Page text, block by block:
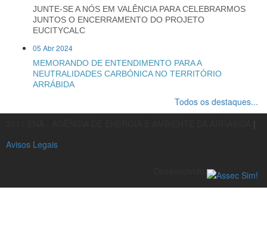
JUNTE-SE A NÓS EM VALÊNCIA PARA CELEBRARMOS
JUNTOS O ENCERRAMENTO DO PROJETO
EUCITYCALC
05 Abr 2024
MEMORANDO DE ENTENDIMENTO PARA A
NEUTRALIDADES CARBÓNICA NO TERRITÓRIO
ARRÁBIDA
Todos os destaques...
|
Avisos Legais